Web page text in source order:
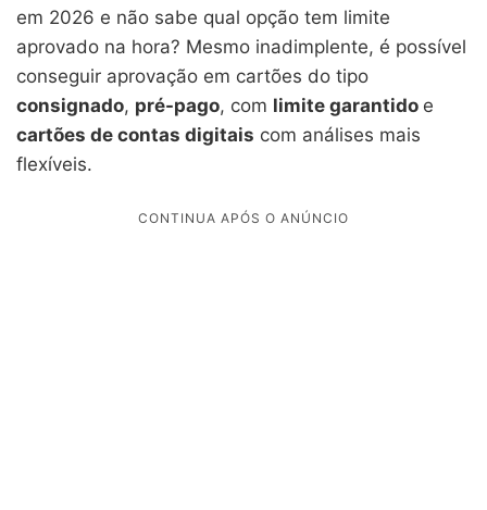
em 2026 e não sabe qual opção tem limite
aprovado na hora? Mesmo inadimplente, é possível
conseguir aprovação em cartões do tipo
consignado, pré-pago, com limite garantido e
cartões de contas digitais com análises mais
flexíveis.